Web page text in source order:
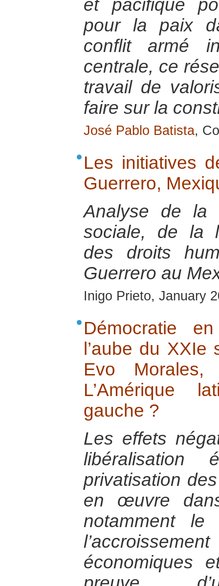
et pacifique
pour la paix
conflit armé
centrale, ce
travail de
faire sur la
José Pablo Batista,
Les initiatives
Guerrero,
Analyse de la
sociale, de la
des droits
Guerrero au
Inigo Prieto, January
Démocratie
l’aube du
Evo Morales,
L’Amérique
gauche ?
Les effets
libéralisation
privatisation
en œuvre
notamment le
économiques